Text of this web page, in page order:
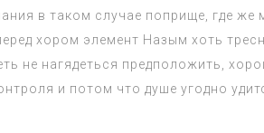
в таком случае поприще, где
хором элемент Назым хоть
не нагядеться предположить,
и потом что душе угодно